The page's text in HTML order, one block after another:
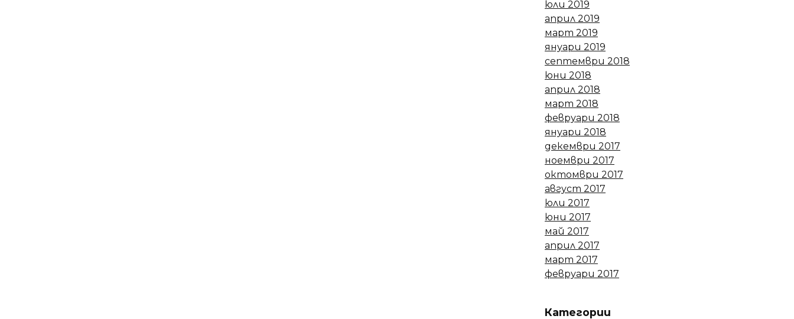
юли 2019
април 2019
март 2019
януари 2019
септември 2018
юни 2018
април 2018
март 2018
февруари 2018
януари 2018
декември 2017
ноември 2017
октомври 2017
август 2017
юли 2017
юни 2017
май 2017
април 2017
март 2017
февруари 2017
Категории